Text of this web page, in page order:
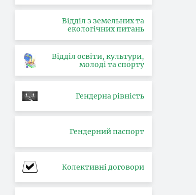
Відділ з земельних та
екологічних питань
Відділ освіти, культури,
молоді та спорту
Гендерна рівність
Гендерний паспорт
Колективні договори